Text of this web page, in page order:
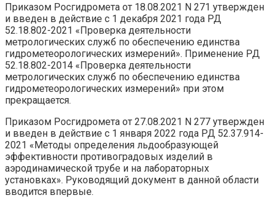
Приказом Росгидромета от 18.08.2021 N 271 утвержден
и введен в действие с 1 декабря 2021 года РД
52.18.802-2021 «Проверка деятельности
метрологических служб по обеспечению единства
гидрометеорологических измерений». Применение РД
52.18.802-2014 «Проверка деятельности
метрологических служб по обеспечению единства
гидрометеорологических измерений» при этом
прекращается.
Приказом Росгидромета от 27.08.2021 N 277 утвержден
и введен в действие с 1 января 2022 года РД 52.37.914-
2021 «Методы определения льдообразующей
эффективности противоградовых изделий в
аэродинамической трубе и на лабораторных
установках». Руководящий документ в данной области
вводится впервые.